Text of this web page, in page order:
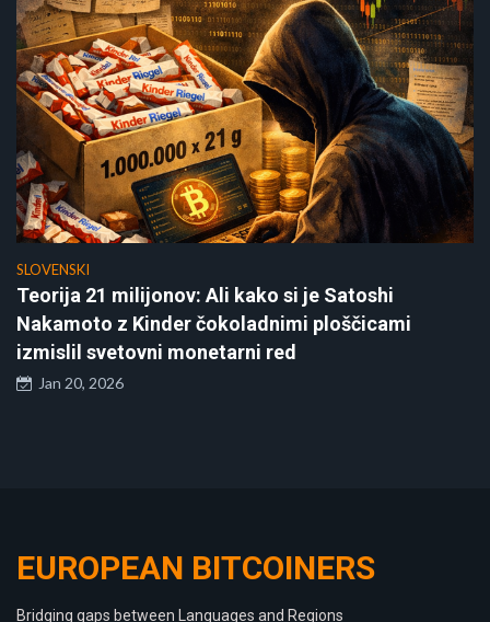
SLOVENSKI
Teorija 21 milijonov: Ali kako si je Satoshi
Nakamoto z Kinder čokoladnimi ploščicami
izmislil svetovni monetarni red
Jan 20, 2026
EUROPEAN BITCOINERS
Bridging gaps between Languages and Regions